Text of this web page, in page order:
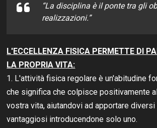
“La disciplina è il ponte tra gli
realizzazioni.”
L'ECCELLENZA FISICA PERMETTE DI
LA PROPRIA VITA:
1. L'attività fisica regolare è un'abitudine
che significa che colpisce positivamente
vostra vita, aiutandovi ad apportare
vantaggiosi introducendone solo uno.